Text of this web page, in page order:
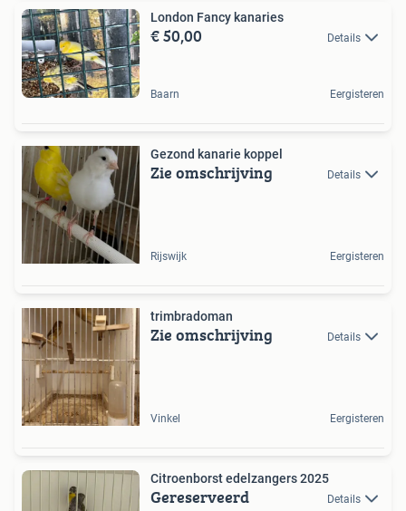
London Fancy kanaries
€ 50,00 Details
Baarn Eergisteren
Gezond kanarie koppel
Zie omschrijving Details
Rijswijk Eergisteren
trimbradoman
Zie omschrijving Details
Vinkel Eergisteren
Citroenborst edelzangers 2025
Gereserveerd Details